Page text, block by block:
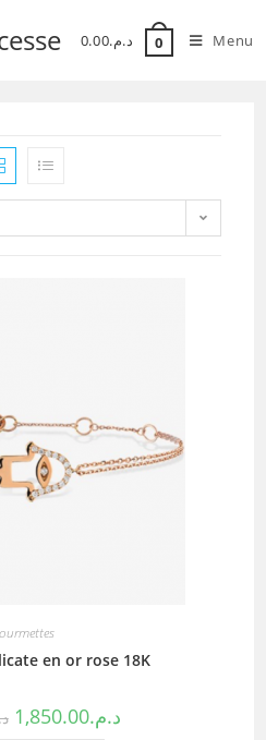
د.م.0.00 0 Menu
en or rose 18K
د.م.1,850.00